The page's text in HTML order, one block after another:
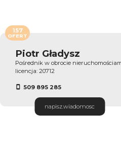
Piotr Gładysz
Pośrednik w obrocie
licencja: 20712
509 895 285
napisz.wiadomosc
157
OFERT